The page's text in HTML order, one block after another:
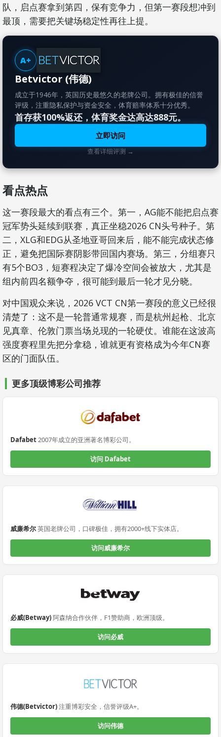
队，启点赛拿到第四，保有竞争力，但第一赛段想冲到
最顶，需要把关键场稳定性再往上提。
A+
Betvictor (伟德)
成立于1946年，英国历史最悠久的老牌公司。拥有极佳的信誉
评级，注重隐私保护与资金安全，体育赔率体系十分优秀。
首存获100%返还，体育奖金达高达888元。
立即访问
查看详细评测 →
看点热点
这一赛段最大的看点有三个。第一，AG能不能把启点赛
冠军势头延续到联赛，真正坐稳2026 CN头号种子。第
二，XLG和EDG从圣地亚哥回来后，能不能完成状态修
正，避免把国际赛阴影带回国内赛场。第三，分组赛只
有5个BO3，短赛程决定了爆冷空间会被放大，尤其是
组内前四名额争夺，很可能到最后一轮才见分晓。
对中国观众来说，2026 VCT CN第一赛段的意义已经很
清楚了：这不是一轮普通常规赛，而是杭州起枪、北京
见真章、伦敦门票当场兑现的一轮硬仗。谁能在这波高
强度赛程里先把分拿稳，谁就更有资格成为今年CN赛
区的门面队伍。
更多顶级博彩公司推荐
Dafabet2007年成立的亚洲著名博彩公司。
访问 Dafabet
威廉希尔英国老牌公司，口碑极佳，拥有2000+线下实体店。
访问威廉希尔
必威(Betway)阿森纳合作伙伴，F1赞助商，欧洲顶级。
访问必威
伟德(Betvictor)注重博彩安全，信誉评级A+。
访问伟德